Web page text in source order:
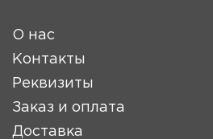
О нас
Контакты
Реквизиты
Заказ и оплата
Доставка